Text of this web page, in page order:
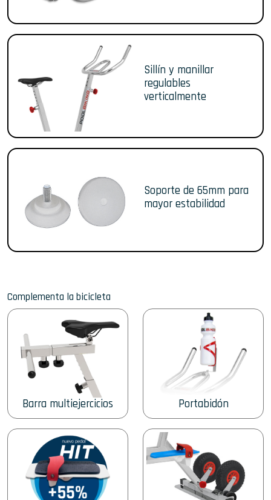
Sillín y manillar
regulables
verticalmente
Soporte de 65mm para
mayor estabilidad
Complementa la bicicleta
Barra multiejercicios Portabidón